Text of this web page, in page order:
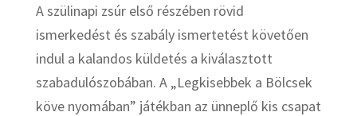
A szülinapi zsúr első részében rövid
ismerkedést és szabály ismertetést követően
indul a kalandos küldetés a kiválasztott
szabadulószobában. A „Legkisebbek a Bölcsek
köve nyomában” játékban az ünneplő kis csapat